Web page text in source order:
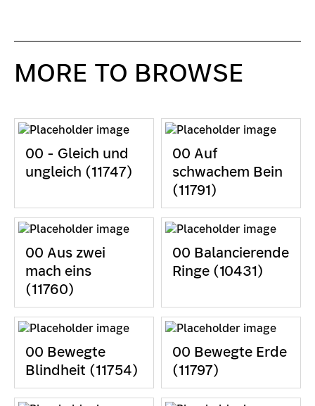
MORE TO BROWSE
00 - Gleich und
ungleich (11747)
00 Auf
schwachem Bein
(11791)
00 Aus zwei
mach eins
(11760)
00 Balancierende
Ringe (10431)
00 Bewegte
Blindheit (11754)
00 Bewegte Erde
(11797)